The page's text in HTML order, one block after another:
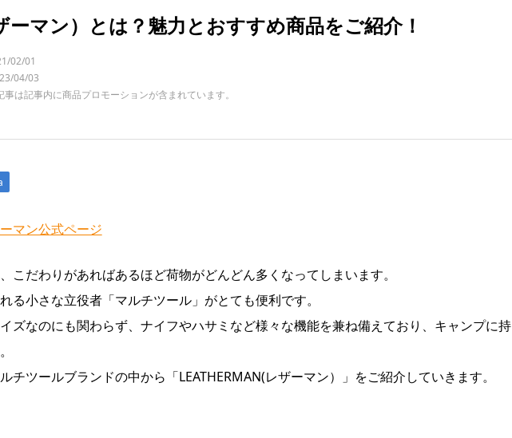
ーマン）とは？魅力とおすすめ商品をご紹介！
02/01
04/03
事は記事内に商品プロモーションが含まれています。
マン公式ページ
こだわりがあればあるほど荷物がどんどん多くなってしまいます。
る小さな立役者「マルチツール」がとても便利です。
ズなのにも関わらず、ナイフやハサミなど様々な機能を兼ね備えており、キャンプに持
チツールブランドの中から「LEATHERMAN(レザーマン）」をご紹介していきます。